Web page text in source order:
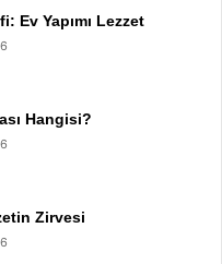
Ev Yapımı Lezzet
Hangisi?
Zirvesi